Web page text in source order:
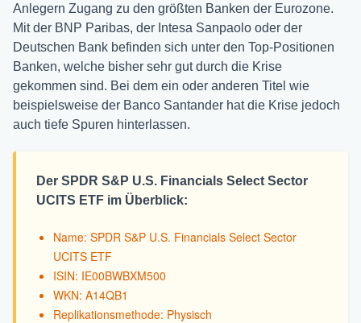
Anlegern Zugang zu den größten Banken der Eurozone.
Mit der BNP Paribas, der Intesa Sanpaolo oder der
Deutschen Bank befinden sich unter den Top-Positionen
Banken, welche bisher sehr gut durch die Krise
gekommen sind. Bei dem ein oder anderen Titel wie
beispielsweise der Banco Santander hat die Krise jedoch
auch tiefe Spuren hinterlassen.
Der SPDR S&P U.S. Financials Select Sector
UCITS ETF im Überblick:
Name: SPDR S&P U.S. Financials Select Sector
UCITS ETF
ISIN: IE00BWBXM500
WKN: A14QB1
Replikationsmethode: Physisch